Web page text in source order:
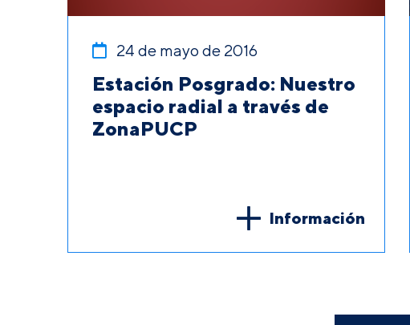
24 de mayo de 2016
Estación Posgrado: Nuestro
espacio radial a través de
ZonaPUCP
Información